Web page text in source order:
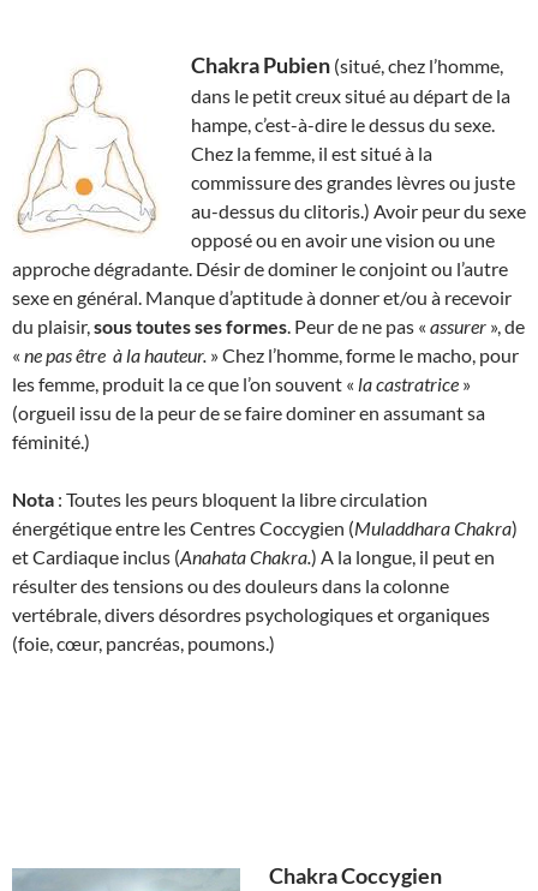
Chakra Pubien (situé, chez l’homme,
dans le petit creux situé au départ de la
hampe, c’est-à-dire le dessus du sexe.
Chez la femme, il est situé à la
commissure des grandes lèvres ou juste
au-dessus du clitoris.) Avoir peur du sexe
opposé ou en avoir une vision ou une
approche dégradante. Désir de dominer le conjoint ou l’autre
sexe en général. Manque d’aptitude à donner et/ou à recevoir
du plaisir,sous toutes ses formes. Peur de ne pas « assurer », de
« ne pas être à la hauteur. » Chez l’homme, forme le macho, pour
les femme, produit la ce que l’on souvent « lacastratrice »
(orgueil issu de la peur de se faire dominer en assumant sa
féminité.)
Nota : Toutes les peurs bloquent la libre circulation
énergétique entre les Centres Coccygien (Muladdhara Chakra)
et Cardiaque inclus (Anahata Chakra.) A la longue, il peut en
résulter des tensions ou des douleurs dans la colonne
vertébrale, divers désordres psychologiques et organiques
(foie, cœur, pancréas, poumons.)
ChakraCoccygien